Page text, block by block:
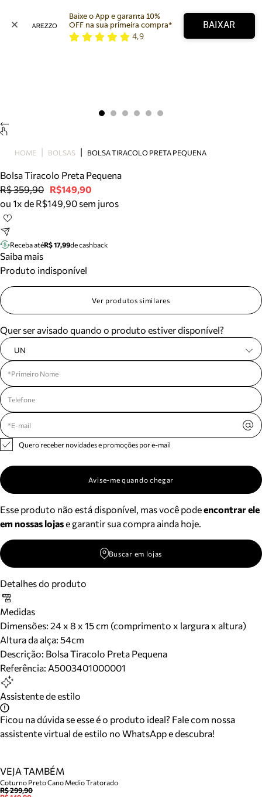
Bolsa
Tamanco
Tênis
Mule
Tire dúvidas sobre pedidos, devoluções e mais.
Meus pedidos
Acompanhe seus pedidos e solicite devoluções.
Baixe o App e garanta 10%
OFF na sua primeira compra*
4,9
BAIXAR
HOME BOLSAS BOLSA TIRACOLO PRETA PEQUENA
Bolsa Tiracolo Preta Pequena
R$ 359,90 R$149,90
ou 1x de R$149,90 sem juros
Receba atéR$ 17,99de cashback
Saiba mais
Produto indisponível
Ver produtos similares
Quer ser avisado quando o produto estiver disponível?
UN
Quero receber novidades e promoções por e-mail
Avise-me quando chegar
Esse produto não está disponível, mas você podeencontrar ele
em nossas lojase garantir sua compra ainda hoje.
Buscar em lojas
Detalhes do produto
Medidas
Dimensões: 24 x 8 x 15 cm (comprimento x largura x altura)
Altura da alça: 54cm
Descrição: Bolsa Tiracolo Preta Pequena
Referência: A5003401000001
Assistente de estilo
Ficou na dúvida se esse é o produto ideal? Fale com nossa
assistente virtual de estilo no WhatsApp e descubra!
VEJA TAMBÉM
Coturno Preto Cano Medio Tratorado
R$ 299,90